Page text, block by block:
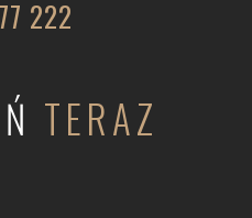
222
TERAZ